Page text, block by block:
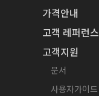
가격안내
고객 레퍼런스
고객지원
문서
사용자가이드